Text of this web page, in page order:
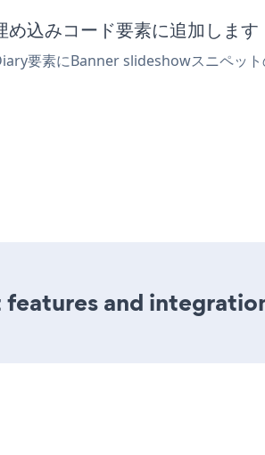
込みコード要素に追加します
要素にBanner slideshowスニペッ
and